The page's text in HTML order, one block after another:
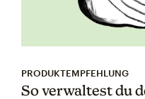
PRODUKTEMPFEHLUNG
So verwaltest du